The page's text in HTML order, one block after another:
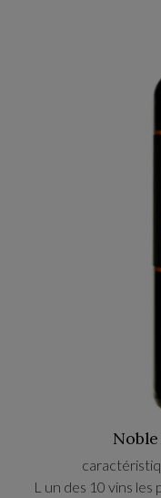
L un des 10 vins les